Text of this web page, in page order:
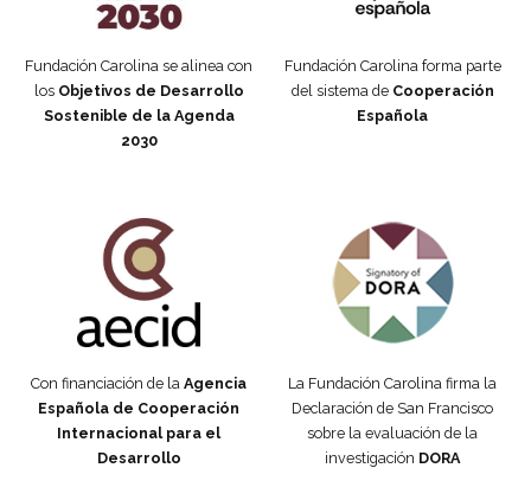
Fundación Carolina se alinea con
los Objetivos de Desarrollo
Sostenible de la Agenda
2030
Fundación Carolina forma parte
del sistema de Cooperación
Española
Con financiación de la Agencia
Española de Cooperación
Internacional para el
Desarrollo
La Fundación Carolina firma la
Declaración de San Francisco
sobre la evaluación de la
investigación DORA